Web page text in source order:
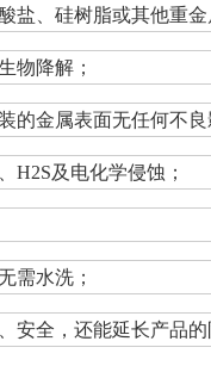
盐、硅树脂或其他重
物降解；
的金属表面无任何不
H2S及电化学侵蚀；
需水洗；
安全，还能延长产品